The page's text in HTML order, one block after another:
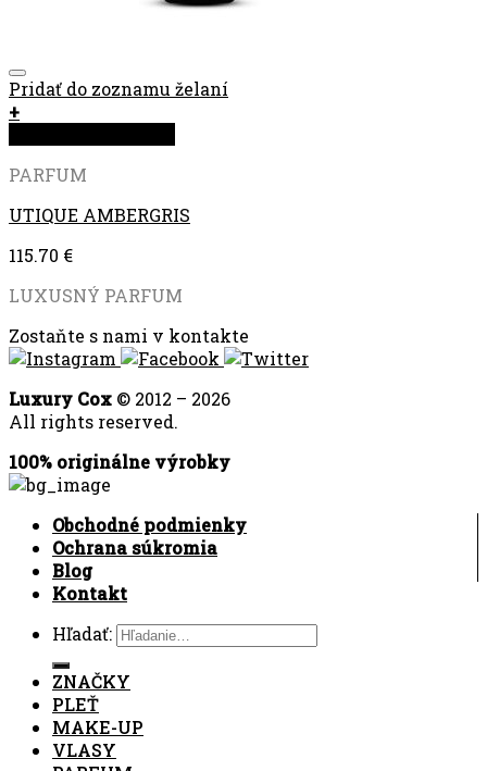
Pridať do zoznamu želaní
+
PARFUM
UTIQUE AMBERGRIS
115.70 €
LUXUSNÝ PARFUM
Zostaňte s nami v kontakte
Luxury Cox © 2012 – 2026
All rights reserved.
100% originálne výrobky
Obchodné podmienky
Ochrana súkromia
Blog
Kontakt
Hľadať:
ZNAČKY
PLEŤ
MAKE-UP
VLASY